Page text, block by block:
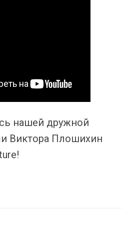
нашей дружной
Виктора Плошихин